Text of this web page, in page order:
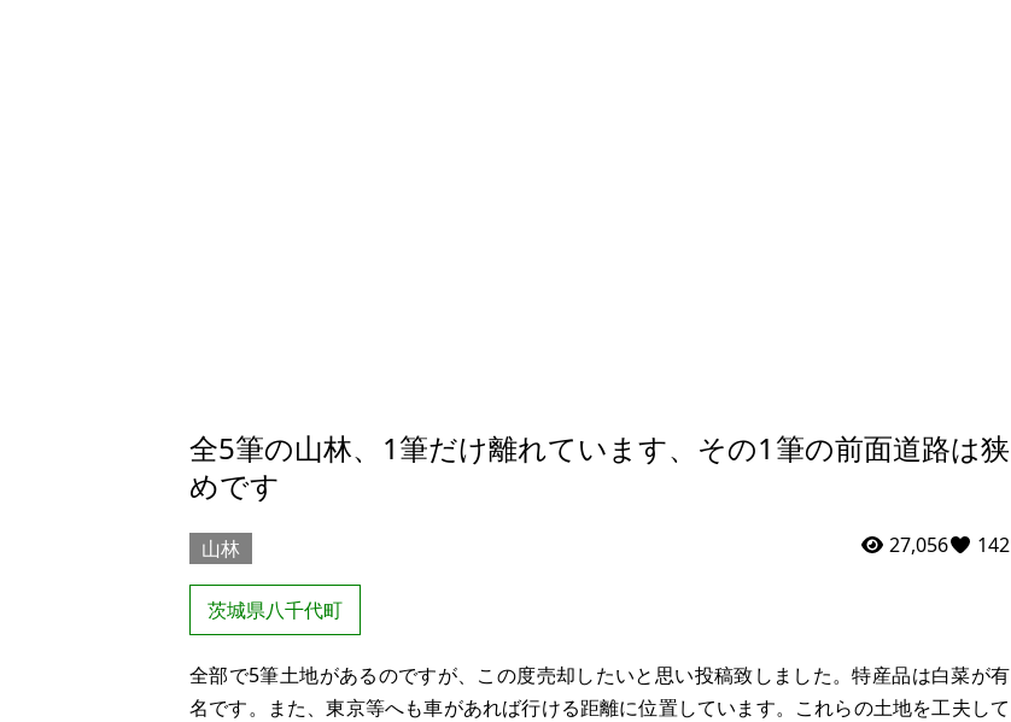
全5筆の山林、1筆だけ離れています、その1筆の前面道路は狭
めです
山林
茨城県八千代町
27,056 142
全部で5筆土地があるのですが、この度売却したいと思い投稿致しました。特産品は白菜が有
名です。また、東京等へも車があれば行ける距離に位置しています。これらの土地を工夫して